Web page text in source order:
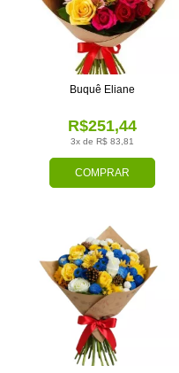
COMPRAR
3x de R$ 83,81
R$251,44
Buquê Eliane